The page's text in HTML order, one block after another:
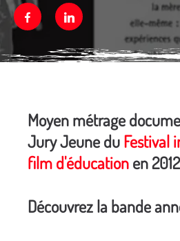
FacebookLinkedin
Moyen métrage
Jury Jeune duFestival
film d'éducationen
Découvrez la bande